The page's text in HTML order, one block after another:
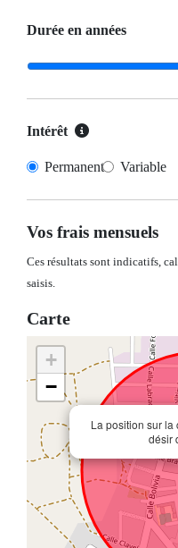
Durée en années
Intérêt
Permanent Variable
Vos frais mensuels
Ces résultats sont indicatifs,
saisis.
Carte
La position sur la
désir
+
−